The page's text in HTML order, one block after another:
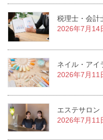
税理士・会計
2026年7月14
ネイル・アイ
2026年7月11
エステサロン
2026年7月11